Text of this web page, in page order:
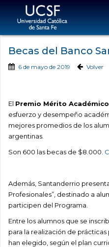
Becas del Banco
6 de mayo de 2019 Volver
El Premio Mérito Académico
esfuerzo y desempeño
mejores promedios de los
argentinas.
Son 600 las becas de $8.000.
Además, Santanderrio
Profesionales”, destinado a
participen del Programa.
Entre los alumnos que se
para la realización de
han elegido, según el plan